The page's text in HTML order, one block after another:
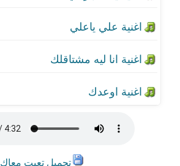
تحميل تعبت معاك